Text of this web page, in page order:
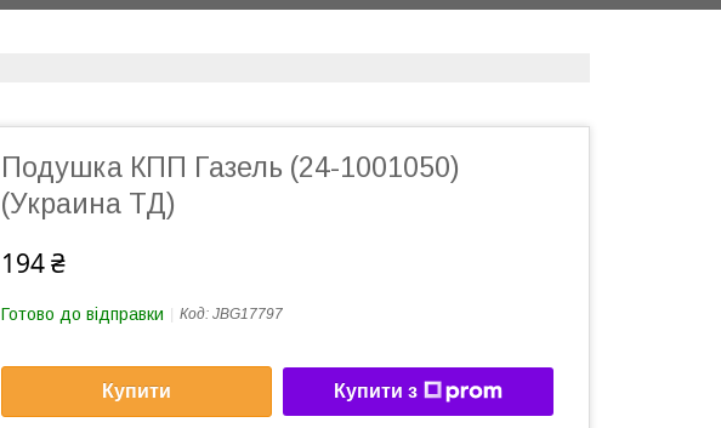
Подушка КПП Газель (24-1001050)
(Украина ТД)
194 ₴
Готово до відправки Код: JBG17797
Купити Купити з